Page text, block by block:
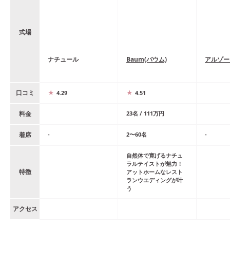
式場
ナチュール Baum(バウム) アルゾ
口コミ 4.29 4.51
料金 23名 / 111万円
着席 - 2〜60名 -
特徴
自然体で寛げるナチュ
ラルテイストが魅力！
アットホームなレスト
ランウエディングが叶
う
アクセス